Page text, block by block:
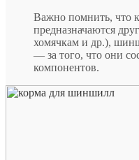
Важно помнить, что
предназначаются
хомячкам и др.),
— за того, что они
компонентов.